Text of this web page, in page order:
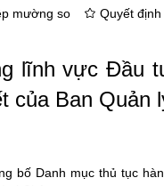
dụng đất
về XNK
thời gian thông quan
TTHC của
Quyết định Về việc
lĩnh vực Đầu
Ban Quản
bố Danh mục thủ tục